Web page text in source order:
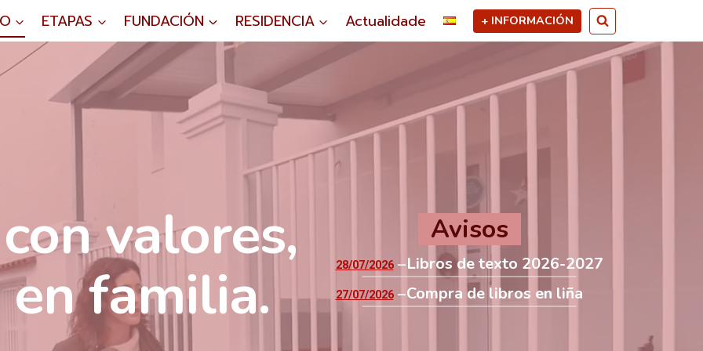
ETAPAS FUNDACIÓN RESIDENCIA Actualidade + INFORMACIÓN
valores,
familia.
Avisos
28/07/2026 Libros de texto 2026-2027
27/07/2026 Compra de libros en liña